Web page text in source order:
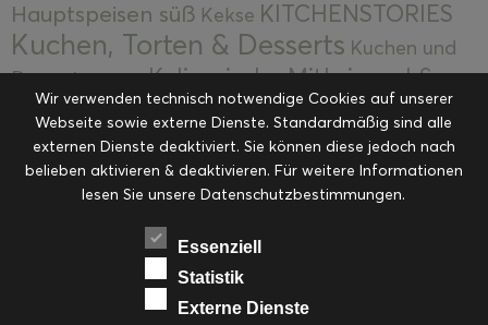
Hauptspeisen süß Kekse KITCHENSTORIES
Kuchen, Torten & Desserts Kuchen und
Desserts
Kulinarische Mitbringsel &
Eingemachtes
Ohne Kategorie Ostern Resteküche
RezepteSaisonalSliderStartseite
Suppen, Salate & Vorspeisen Vorspeisen &
Vorspeisen, Salate & Suppen
Weihnachten Workshops & Events
Wir verwenden technisch notwendige Cookies auf unserer
Webseite sowie externe Dienste. Standardmäßig sind alle
externen Dienste deaktiviert. Sie können diese jedoch nach
belieben aktivieren & deaktivieren. Für weitere Informationen
lesen Sie unsere Datenschutzbestimmungen.
Essenziell
Statistik
Externe Dienste